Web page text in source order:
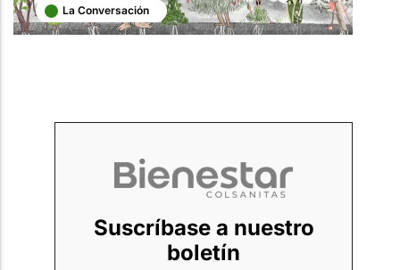
La Conversación
Suscríbase a nuestro
boletín